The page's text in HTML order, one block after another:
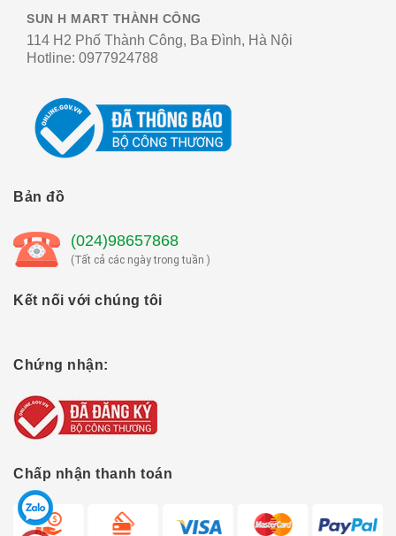
SUN H MART THÀNH CÔNG
114 H2 Phố Thành Công, Ba Đình, Hà Nội
Hotline: 0977924788
Bản đồ
(024)98657868
(Tất cả các ngày trong tuần )
Kết nối với chúng tôi
Chứng nhận:
Chấp nhận thanh toán